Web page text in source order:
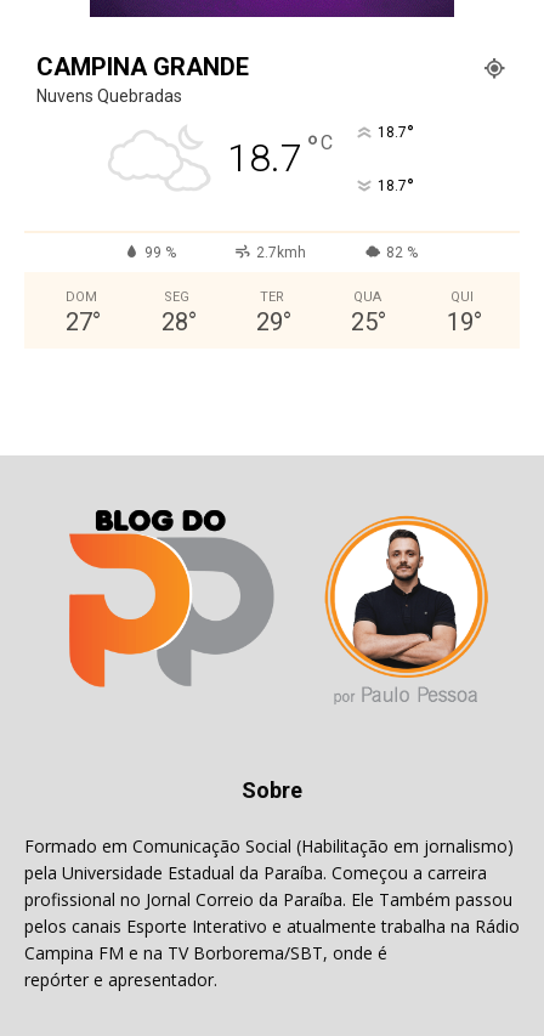
CAMPINA GRANDE
Nuvens Quebradas
18.7 °C 18.7°
18.7°
99 % 2.7kmh 82 %
DOM
27°
SEG
28°
TER
29°
QUA
25°
QUI
19°
Sobre
Formado em Comunicação Social (Habilitação em jornalismo)
pela Universidade Estadual da Paraíba. Começou a carreira
profissional no Jornal Correio da Paraíba. Ele Também passou
pelos canais Esporte Interativo e atualmente trabalha na Rádio
Campina FM e na TV Borborema/SBT, onde é
repórter e apresentador.